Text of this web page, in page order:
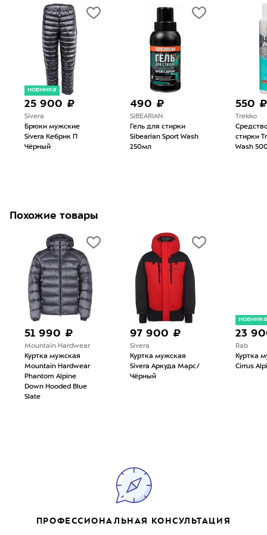
новинка
25 900 ₽
Sivera
Брюки мужские
Sivera Кебрик П
Чёрный
490 ₽
SIBEARIAN
Гель для стирки
Sibearian Sport Wash
250мл
550 ₽
Trekko
стирки
Wash
Похожие товары
51 990 ₽
Mountain Hardwear
Куртка мужская
Mountain Hardwear
Phantom Alpine
Down Hooded Blue
Slate
97 900 ₽
Sivera
Куртка мужская
Sivera Аркуда Марс/
Чёрный
новинка
23
Rab
Куртка
Cirrus
ПРОФЕССИОНАЛЬНАЯ КОНСУЛЬТАЦИЯ